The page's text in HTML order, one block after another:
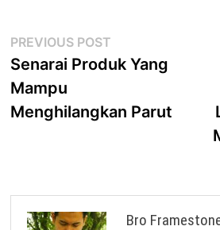
Post
navigation
PREVIOUS POST
post:
Senarai Produk Yang
Mampu
Menghilangkan Parut
Bro